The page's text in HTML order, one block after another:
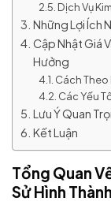
Dịch Vụ
Những Lợi Ích
Cập Nhật Giá
Hưởng
Cách Theo
Các Yếu
Lưu Ý Quan
Kết Luận
Tổng Quan
Sử Hình Thành